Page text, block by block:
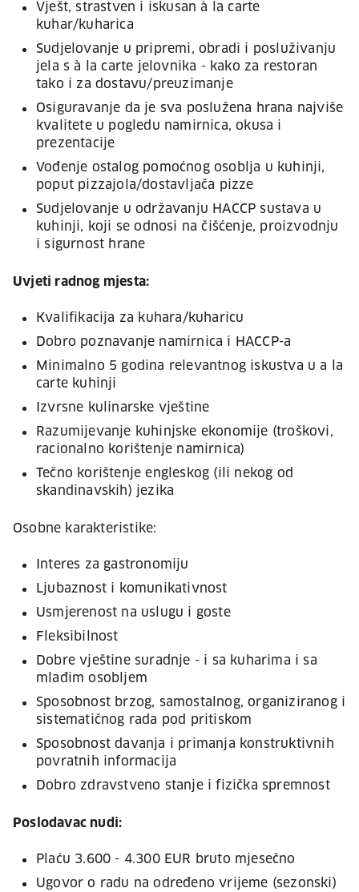
Vješt, strastven i iskusan à la carte
kuhar/kuharica
Sudjelovanje u pripremi, obradi i posluživanju
jela s à la carte jelovnika - kako za restoran
tako i za dostavu/preuzimanje
Osiguravanje da je sva poslužena hrana najviše
kvalitete u pogledu namirnica, okusa i
prezentacije
Vođenje ostalog pomoćnog osoblja u kuhinji,
poput pizzajola/dostavljača pizze
Sudjelovanje u održavanju HACCP sustava u
kuhinji, koji se odnosi na čišćenje, proizvodnju
i sigurnost hrane
Uvjeti radnog mjesta:
Kvalifikacija za kuhara/kuharicu
Dobro poznavanje namirnica i HACCP-a
Minimalno 5 godina relevantnog iskustva u a la
carte kuhinji
Izvrsne kulinarske vještine
Razumijevanje kuhinjske ekonomije (troškovi,
racionalno korištenje namirnica)
Tečno korištenje engleskog (ili nekog od
skandinavskih) jezika
Osobne karakteristike:
Interes za gastronomiju
Ljubaznost i komunikativnost
Usmjerenost na uslugu i goste
Fleksibilnost
Dobre vještine suradnje - i sa kuharima i sa
mlađim osobljem
Sposobnost brzog, samostalnog, organiziranog i
sistematičnog rada pod pritiskom
Sposobnost davanja i primanja konstruktivnih
povratnih informacija
Dobro zdravstveno stanje i fizička spremnost
Poslodavac nudi:
Plaću 3.600 - 4.300 EUR bruto mjesečno
Ugovor o radu na određeno vrijeme (sezonski)